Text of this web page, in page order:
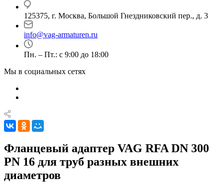
125375, г. Москва, Большой Гнездниковский пер., д. 3
info@vag-armaturen.ru
Пн. – Пт.: с 9:00 до 18:00
Мы в социальных сетях
Фланцевый адаптер VAG RFA DN 300
PN 16 для труб разных внешних
диаметров